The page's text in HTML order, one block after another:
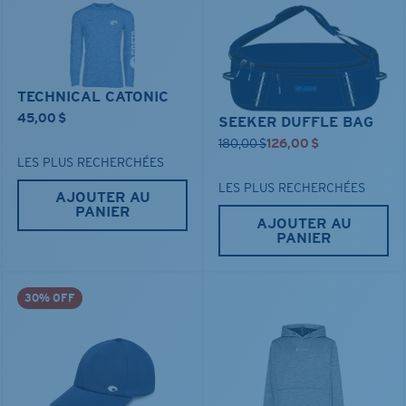
TECHNICAL CATONIC
45,00 $
LES PLUS RECHERCHÉES
AJOUTER AU
PANIER
SEEKER DUFFLE BAG
180,00 $126,00 $
LES PLUS RECHERCHÉES
AJOUTER AU
PANIER
30% OFF